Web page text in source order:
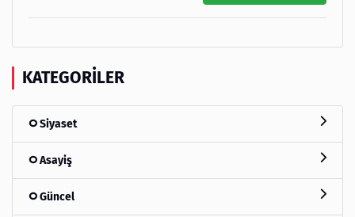
KATEGORILER
Siyaset
Asayiş
Güncel